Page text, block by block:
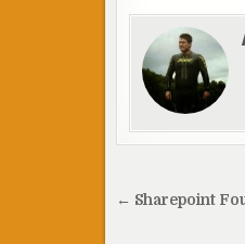
← Sharepoint